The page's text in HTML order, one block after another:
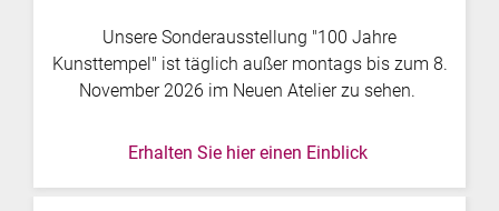
Unsere Sonderausstellung "100 Jahre
Kunsttempel" ist täglich außer montags bis zum 8.
November 2026 im Neuen Atelier zu sehen.
Erhalten Sie hier einen Einblick